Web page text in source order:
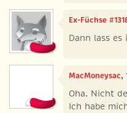
Ex-Füchse
Dann lass
MacMoneysac,
Oha. Nicht
Ich habe